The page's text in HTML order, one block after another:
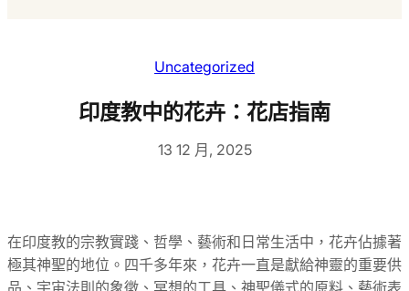
Uncategorized
印度教中的花卉：花店指南
13 12 月, 2025
在印度教的宗教實踐、哲學、藝術和日常生活中，花卉佔據著
極其神聖的地位。四千多年來，花卉一直是獻給神靈的重要供
品、宇宙法則的象徵、冥想的工具、神聖儀式的原料、藝術表